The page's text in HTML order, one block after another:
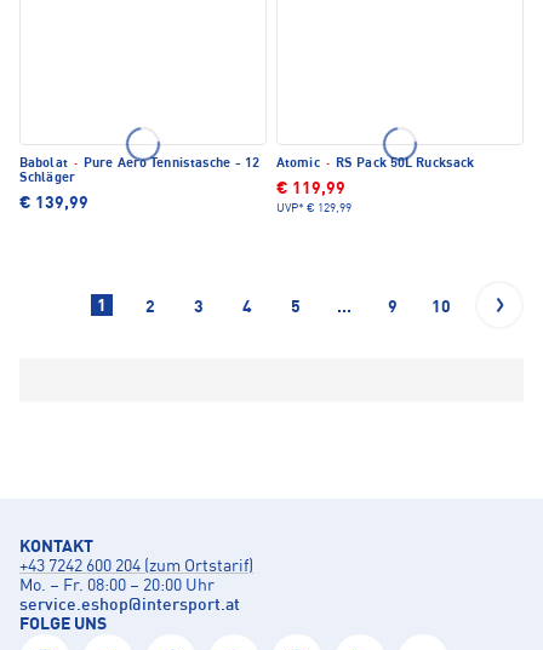
Babolat · Pure Aero Tennistasche - 12
Schläger
€ 139,99
Atomic · RS Pack 50L Rucksack
€ 119,99
UVP* € 129,99
1 2 3 4 5 ... 9 10
KONTAKT
+43 7242 600 204 (zum Ortstarif)
Mo. – Fr. 08:00 – 20:00 Uhr
service.eshop@intersport.at
FOLGE UNS